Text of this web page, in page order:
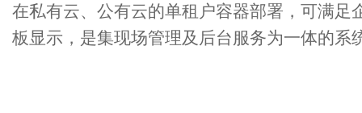
在私有云、公有云的单租户容器部署，可满足
板显示，是集现场管理及后台服务为一体的系